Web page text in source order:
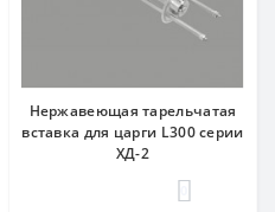
Нержавеющая тарельчатая
вставка для царги L300 серии
ХД-2